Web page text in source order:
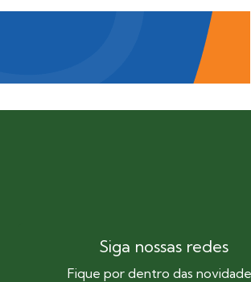
Siga nossas redes
Fique por dentro das